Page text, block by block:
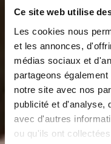
Ce site web utilise
Les cookies nous
et les annonces,
médias sociaux et
partageons
notre site avec nos
publicité et d'analyse,
avec d'autres
ou qu'ils ont
Lokale